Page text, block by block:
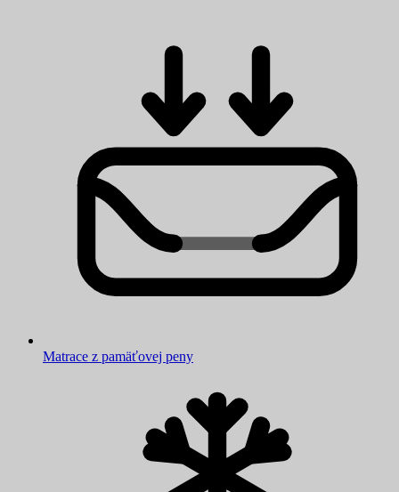
Matrace z pamäťovej peny